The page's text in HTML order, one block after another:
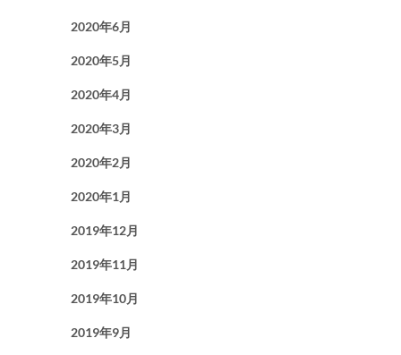
2020年6月
2020年5月
2020年4月
2020年3月
2020年2月
2020年1月
2019年12月
2019年11月
2019年10月
2019年9月